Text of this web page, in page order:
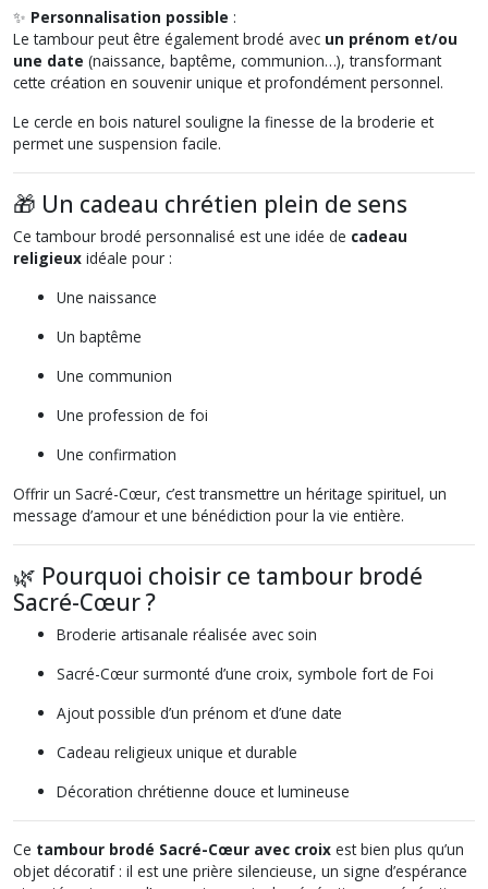
✨ Personnalisation possible :
Le tambour peut être également brodé avec un prénom et/ou
une date (naissance, baptême, communion…), transformant
cette création en souvenir unique et profondément personnel.
Le cercle en bois naturel souligne la finesse de la broderie et
permet une suspension facile.
🎁 Un cadeau chrétien plein de sens
Ce tambour brodé personnalisé est une idée de cadeau
religieux idéale pour :
Une naissance
Un baptême
Une communion
Une profession de foi
Une confirmation
Offrir un Sacré-Cœur, c’est transmettre un héritage spirituel, un
message d’amour et une bénédiction pour la vie entière.
🌿 Pourquoi choisir ce tambour brodé
Sacré-Cœur ?
Broderie artisanale réalisée avec soin
Sacré-Cœur surmonté d’une croix, symbole fort de Foi
Ajout possible d’un prénom et d’une date
Cadeau religieux unique et durable
Décoration chrétienne douce et lumineuse
Ce tambour brodé Sacré-Cœur avec croix est bien plus qu’un
objet décoratif : il est une prière silencieuse, un signe d’espérance